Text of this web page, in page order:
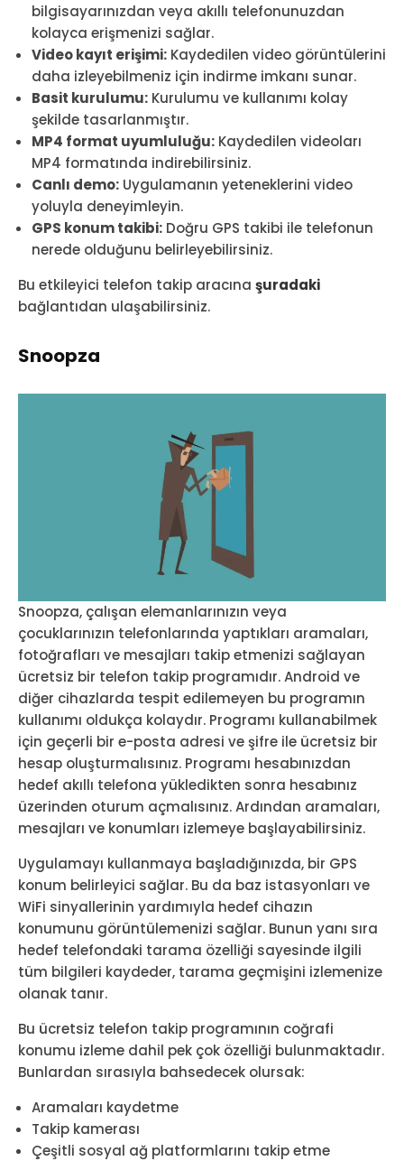
bilgisayarınızdan veya akıllı telefonunuzdan
kolayca erişmenizi sağlar.
Video kayıt erişimi: Kaydedilen video görüntülerini
daha izleyebilmeniz için indirme imkanı sunar.
Basit kurulumu: Kurulumu ve kullanımı kolay
şekilde tasarlanmıştır.
MP4 format uyumluluğu: Kaydedilen videoları
MP4 formatında indirebilirsiniz.
Canlı demo: Uygulamanın yeteneklerini video
yoluyla deneyimleyin.
GPS konum takibi: Doğru GPS takibi ile telefonun
nerede olduğunu belirleyebilirsiniz.
Bu etkileyici telefon takip aracına şuradaki
bağlantıdan ulaşabilirsiniz.
Snoopza
Snoopza, çalışan elemanlarınızın veya
çocuklarınızın telefonlarında yaptıkları aramaları,
fotoğrafları ve mesajları takip etmenizi sağlayan
ücretsiz bir telefon takip programıdır. Android ve
diğer cihazlarda tespit edilemeyen bu programın
kullanımı oldukça kolaydır. Programı kullanabilmek
için geçerli bir e-posta adresi ve şifre ile ücretsiz bir
hesap oluşturmalısınız. Programı hesabınızdan
hedef akıllı telefona yükledikten sonra hesabınız
üzerinden oturum açmalısınız. Ardından aramaları,
mesajları ve konumları izlemeye başlayabilirsiniz.
Uygulamayı kullanmaya başladığınızda, bir GPS
konum belirleyici sağlar. Bu da baz istasyonları ve
WiFi sinyallerinin yardımıyla hedef cihazın
konumunu görüntülemenizi sağlar. Bunun yanı sıra
hedef telefondaki tarama özelliği sayesinde ilgili
tüm bilgileri kaydeder, tarama geçmişini izlemenize
olanak tanır.
Bu ücretsiz telefon takip programının coğrafi
konumu izleme dahil pek çok özelliği bulunmaktadır.
Bunlardan sırasıyla bahsedecek olursak:
Aramaları kaydetme
Takip kamerası
Çeşitli sosyal ağ platformlarını takip etme